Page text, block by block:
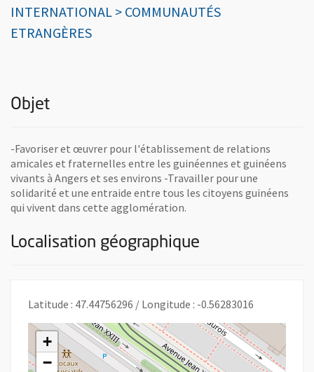
INTERNATIONAL > COMMUNAUTÉS
ETRANGÈRES
Objet
-Favoriser et œuvrer pour l'établissement de relations
amicales et fraternelles entre les guinéennes et guinéens
vivants à Angers et ses environs -Travailler pour une
solidarité et une entraide entre tous les citoyens guinéens
qui vivent dans cette agglomération.
Localisation géographique
Latitude : 47.44756296 / Longitude : -0.56283016
+
−